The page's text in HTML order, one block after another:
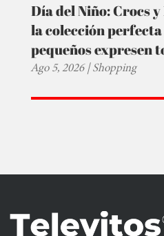
Día del Niño: Crocs
la colección
pequeños expresen
Ago 5, 2026|Shopping